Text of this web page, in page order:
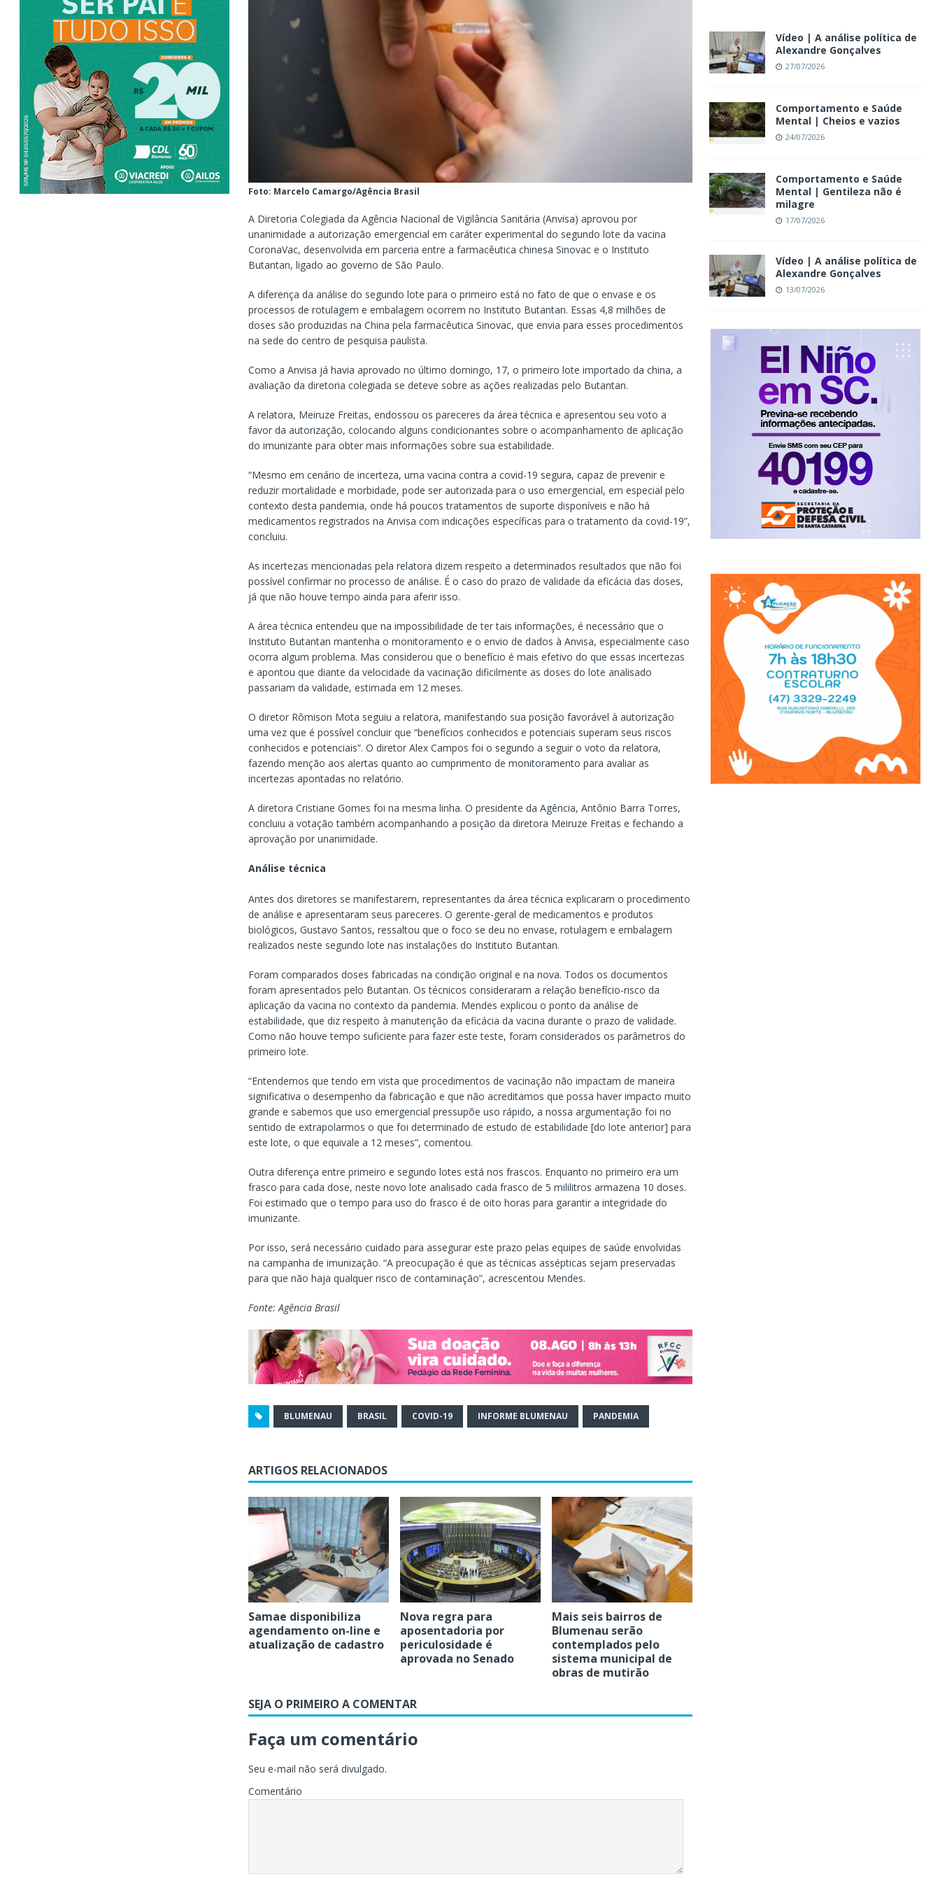
Foto: Marcelo Camargo/Agência Brasil
A Diretoria Colegiada da Agência Nacional de Vigilância Sanitária (Anvisa) aprovou por
unanimidade a autorização emergencial em caráter experimental do segundo lote da vacina
CoronaVac, desenvolvida em parceria entre a farmacêutica chinesa Sinovac e o Instituto
Butantan, ligado ao governo de São Paulo.
A diferença da análise do segundo lote para o primeiro está no fato de que o envase e os
processos de rotulagem e embalagem ocorrem no Instituto Butantan. Essas 4,8 milhões de
doses são produzidas na China pela farmacêutica Sinovac, que envia para esses procedimentos
na sede do centro de pesquisa paulista.
Como a Anvisa já havia aprovado no último domingo, 17, o primeiro lote importado da china, a
avaliação da diretoria colegiada se deteve sobre as ações realizadas pelo Butantan.
A relatora, Meiruze Freitas, endossou os pareceres da área técnica e apresentou seu voto a
favor da autorização, colocando alguns condicionantes sobre o acompanhamento de aplicação
do imunizante para obter mais informações sobre sua estabilidade.
“Mesmo em cenário de incerteza, uma vacina contra a covid-19 segura, capaz de prevenir e
reduzir mortalidade e morbidade, pode ser autorizada para o uso emergencial, em especial pelo
contexto desta pandemia, onde há poucos tratamentos de suporte disponíveis e não há
medicamentos registrados na Anvisa com indicações específicas para o tratamento da covid-19”,
concluiu.
As incertezas mencionadas pela relatora dizem respeito a determinados resultados que não foi
possível confirmar no processo de análise. É o caso do prazo de validade da eficácia das doses,
já que não houve tempo ainda para aferir isso.
A área técnica entendeu que na impossibilidade de ter tais informações, é necessário que o
Instituto Butantan mantenha o monitoramento e o envio de dados à Anvisa, especialmente caso
ocorra algum problema. Mas considerou que o benefício é mais efetivo do que essas incertezas
e apontou que diante da velocidade da vacinação dificilmente as doses do lote analisado
passariam da validade, estimada em 12 meses.
O diretor Rômison Mota seguiu a relatora, manifestando sua posição favorável à autorização
uma vez que é possível concluir que “benefícios conhecidos e potenciais superam seus riscos
conhecidos e potenciais”. O diretor Alex Campos foi o segundo a seguir o voto da relatora,
fazendo menção aos alertas quanto ao cumprimento de monitoramento para avaliar as
incertezas apontadas no relatório.
A diretora Cristiane Gomes foi na mesma linha. O presidente da Agência, Antônio Barra Torres,
concluiu a votação também acompanhando a posição da diretora Meiruze Freitas e fechando a
aprovação por unanimidade.
Análise técnica
Antes dos diretores se manifestarem, representantes da área técnica explicaram o procedimento
de análise e apresentaram seus pareceres. O gerente-geral de medicamentos e produtos
biológicos, Gustavo Santos, ressaltou que o foco se deu no envase, rotulagem e embalagem
realizados neste segundo lote nas instalações do Instituto Butantan.
Foram comparados doses fabricadas na condição original e na nova. Todos os documentos
foram apresentados pelo Butantan. Os técnicos consideraram a relação benefício-risco da
aplicação da vacina no contexto da pandemia. Mendes explicou o ponto da análise de
estabilidade, que diz respeito à manutenção da eficácia da vacina durante o prazo de validade.
Como não houve tempo suficiente para fazer este teste, foram considerados os parâmetros do
primeiro lote.
“Entendemos que tendo em vista que procedimentos de vacinação não impactam de maneira
significativa o desempenho da fabricação e que não acreditamos que possa haver impacto muito
grande e sabemos que uso emergencial pressupõe uso rápido, a nossa argumentação foi no
sentido de extrapolarmos o que foi determinado de estudo de estabilidade [do lote anterior] para
este lote, o que equivale a 12 meses”, comentou.
Outra diferença entre primeiro e segundo lotes está nos frascos. Enquanto no primeiro era um
frasco para cada dose, neste novo lote analisado cada frasco de 5 mililitros armazena 10 doses.
Foi estimado que o tempo para uso do frasco é de oito horas para garantir a integridade do
imunizante.
Por isso, será necessário cuidado para assegurar este prazo pelas equipes de saúde envolvidas
na campanha de imunização. “A preocupação é que as técnicas assépticas sejam preservadas
para que não haja qualquer risco de contaminação”, acrescentou Mendes.
Fonte: Agência Brasil
BLUMENAU BRASIL COVID-19 INFORME BLUMENAU PANDEMIA
ARTIGOS RELACIONADOS
Samae disponibiliza
agendamento on-line e
atualização de cadastro
Nova regra para
aposentadoria por
periculosidade é
aprovada no Senado
Mais seis bairros de
Blumenau serão
contemplados pelo
sistema municipal de
obras de mutirão
SEJA O PRIMEIRO A COMENTAR
Faça um comentário
Seu e-mail não será divulgado.
Comentário
Vídeo | A análise política de
Alexandre Gonçalves
27/07/2026
Comportamento e Saúde
Mental | Cheios e vazios
24/07/2026
Comportamento e Saúde
Mental | Gentileza não é
milagre
17/07/2026
Vídeo | A análise política de
Alexandre Gonçalves
13/07/2026